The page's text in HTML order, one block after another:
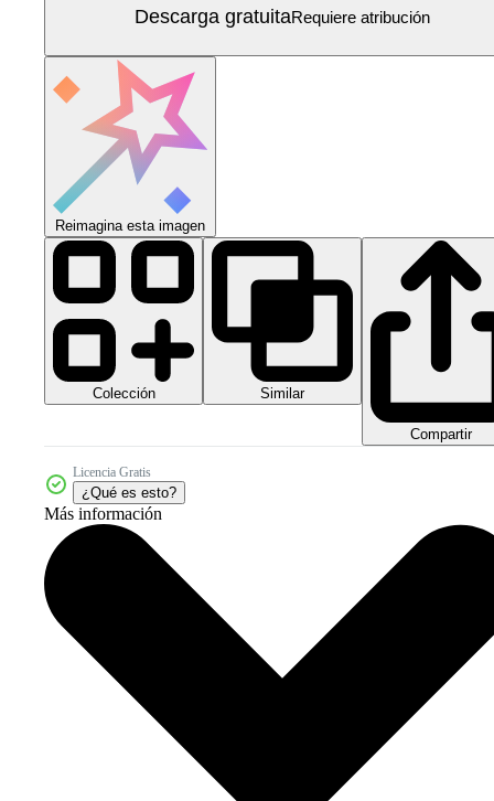
Descarga gratuitaRequiere atribución
Reimagina esta imagen
Colección Similar
Compartir
Licencia Gratis
¿Qué es esto?
Más información